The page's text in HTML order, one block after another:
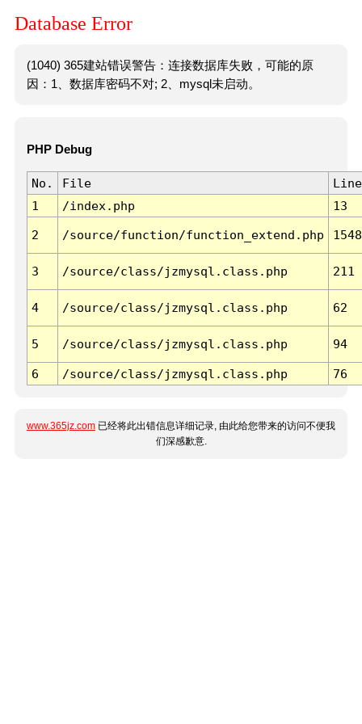
Database Error
(1040) 365建站错误警告：连接数据库失败，可能的原
因：1、数据库密码不对; 2、mysql未启动。
PHP Debug
No. File
Line
1
/index.php 13
2 /source/function/function_extend.php 1548
3 /source/class/jzmysql.class.php 211
4 /source/class/jzmysql.class.php 62
5 /source/class/jzmysql.class.php 94
6 /source/class/jzmysql.class.php 76
www.365jz.com 已经将此出错信息详细记录, 由此给您带来的访问不便我
们深感歉意.